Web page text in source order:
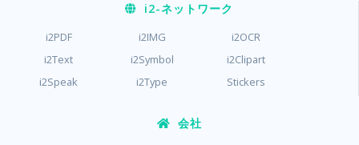
i2-ネットワーク
i2PDF i2IMG
i2OCR
i2Text
i2Symbol
i2Clipart
i2Speak
i2Type Stickers
会社